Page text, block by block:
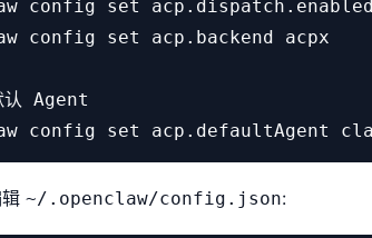
config set
config set acp.backend acpx
认 Agent
~/.openclaw/config.json: